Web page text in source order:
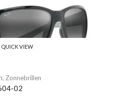
QUICK VIEW
, Zonnebrillen
02